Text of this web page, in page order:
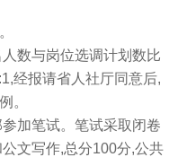
数与岗位选调计划数比
经报请省人社厅同意后,
。
加笔试。笔试采取闭卷
文写作,总分100分,公共